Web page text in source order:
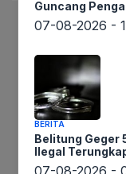
bahwa hingga
masih
bermula sejak
Pusat, Jakarta
Jakarta Timur,
mengungsi.
Guncang
07-08-2026 -
BERITA
Belitung Geger
Ilegal
07-08-2026 -